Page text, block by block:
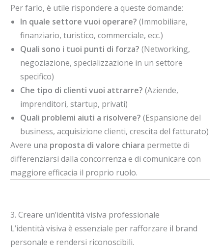
Per farlo, è utile rispondere a queste domande:
In quale settore vuoi operare? (Immobiliare,
finanziario, turistico, commerciale, ecc.)
Quali sono i tuoi punti di forza? (Networking,
negoziazione, specializzazione in un settore
specifico)
Che tipo di clienti vuoi attrarre? (Aziende,
imprenditori, startup, privati)
Quali problemi aiuti a risolvere? (Espansione del
business, acquisizione clienti, crescita del fatturato)
Avere una proposta di valore chiara permette di
differenziarsi dalla concorrenza e di comunicare con
maggiore efficacia il proprio ruolo.
3. Creare un’identità visiva professionale
L’identità visiva è essenziale per rafforzare il brand
personale e rendersi riconoscibili.